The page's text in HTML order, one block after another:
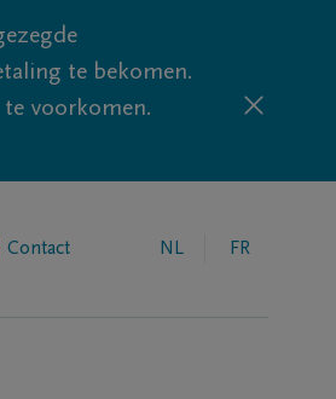
te bekomen.
voorkomen.
Contact NL FR